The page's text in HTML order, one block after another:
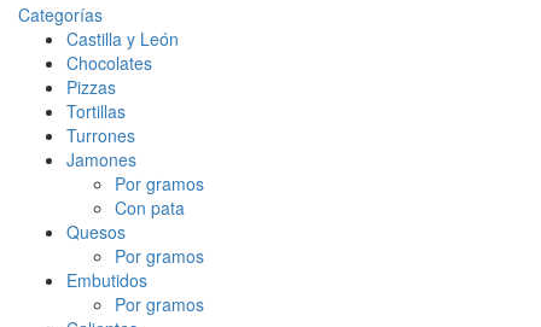
Categorías
Castilla y León
Chocolates
Pizzas
Tortillas
Turrones
Jamones
Por gramos
Con pata
Quesos
Por gramos
Embutidos
Por gramos